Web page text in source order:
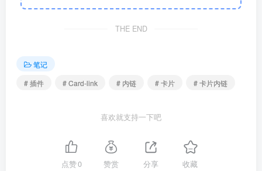
THE END
笔记
# 插件
# Card-link # 内链 # 卡片 # 卡片内链
喜欢就支持一下吧
点赞0 赞赏 分享 收藏